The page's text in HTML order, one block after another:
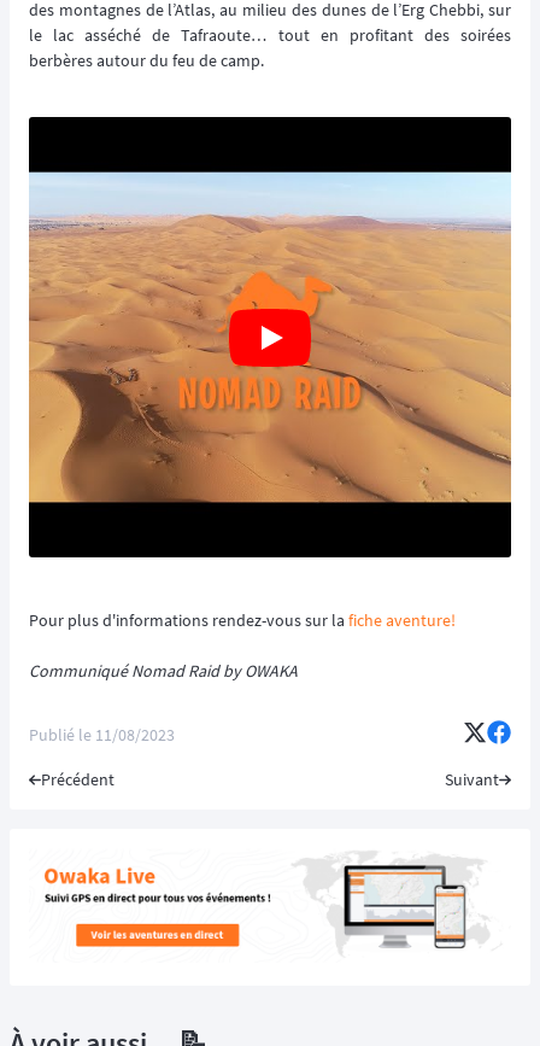
des montagnes de l’Atlas, au milieu des dunes de l’Erg Chebbi, sur
le lac asséché de Tafraoute… tout en profitant des soirées
berbères autour du feu de camp.
Pour plus d'informations rendez-vous sur la fiche aventure!
Communiqué Nomad Raid by OWAKA
Publié le 11/08/2023
Précédent Suivant